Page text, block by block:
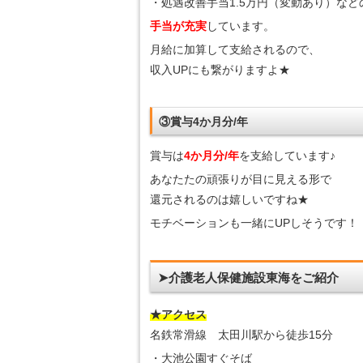
手当が充実しています。
月給に加算して支給されるので、
収入UPにも繋がりますよ★
③賞与4か月分/年
賞与は4か月分/年を支給しています♪
あなたたの頑張りが目に見える形で
還元されるのは嬉しいですね★
モチベーションも一緒にUPしそうです！
➤介護老人保健施設東海をご紹介
★アクセス
名鉄常滑線 太田川駅から徒歩15分
・大池公園すぐそば